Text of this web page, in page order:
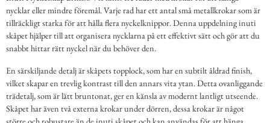
nycklar eller mindre föremål. Varje rad har ett antal små metallkrokar som är
tillräckligt starka för att hålla flera nyckelknippor. Denna uppdelning inuti
skåpet hjälper till att organisera nycklarna på ett effektivt sätt och gör att du
snabbt hittar rätt nyckel när du behöver den.
En särskiljande detalj är skåpets topplock, som har en subtilt åldrad finish,
vilket skapar en trevlig kontrast till den annars vita ytan. Detta ovanliggande
trädetalj, som är lätt bruntonat, ger en känsla av modernt lantligt utseende.
Skåpet har även två externa krokar under dörren, dessa krokar är något
större och robustare än de inuti skåpet och kan användas för att hänga